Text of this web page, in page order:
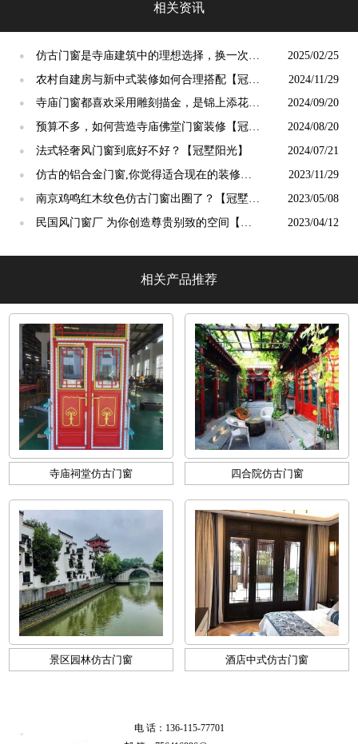
相关资讯
●
仿古门窗是寺庙建筑中的理想选择，换一次用
终生【冠墅阳光】
2025/02/25
●
农村自建房与新中式装修如何合理搭配【冠墅
阳光】
2024/11/29
●
寺庙门窗都喜欢采用雕刻描金，是锦上添花
吗？【冠墅阳光】
2024/09/20
●
预算不多，如何营造寺庙佛堂门窗装修【冠墅
阳光】
2024/08/20
● 法式轻奢风门窗到底好不好？【冠墅阳光】 2024/07/21
●
仿古的铝合金门窗,你觉得适合现在的装修吗?
【冠墅阳光】
2023/11/29
●
南京鸡鸣红木纹色仿古门窗出圈了？【冠墅阳
光】
2023/05/08
●
民国风门窗厂 为你创造尊贵别致的空间【冠
2023/04/12
相关产品推荐
寺庙祠堂仿古门窗 四合院仿古门窗
景区园林仿古门窗 酒店中式仿古门窗
电 话：136-115-77701